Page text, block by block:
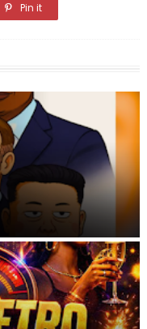
Pin it